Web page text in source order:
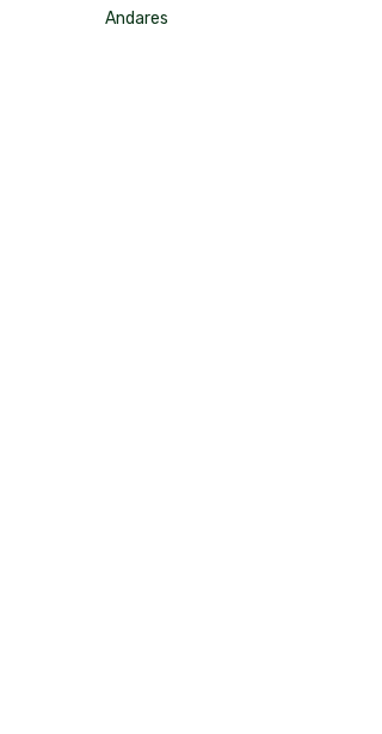
Andares